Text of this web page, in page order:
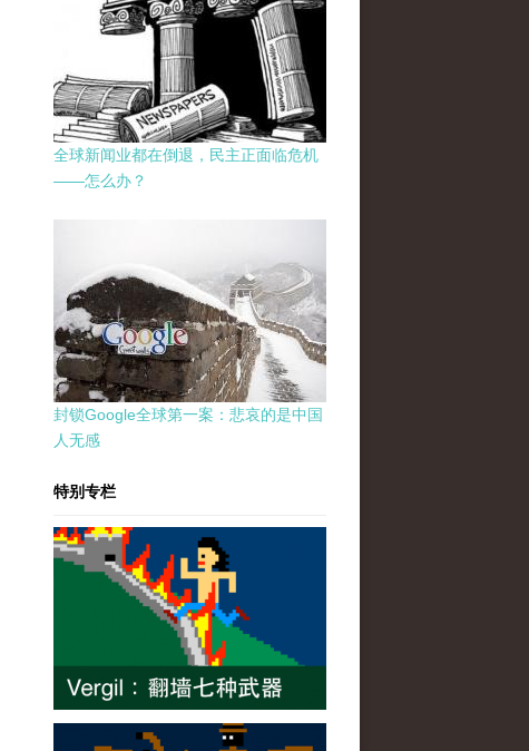
全球新闻业都在倒退，民主正面临危机
——怎么办？
封锁Google全球第一案：悲哀的是中国
人无感
特别专栏